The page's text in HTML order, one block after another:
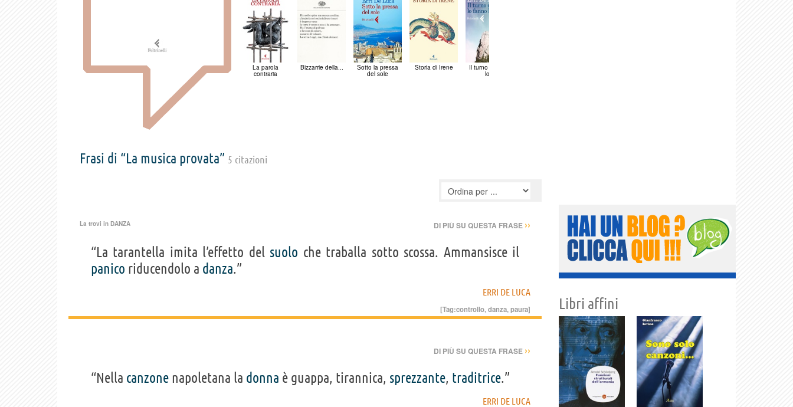
La parola
contraria
Bizzarrie della... Sotto la pressa
del sole
Storia di Irene Il turno di notte
lo...
Frasi di “La musica provata” 5 citazioni
La trovi in DANZA DI PIÙ SU QUESTA FRASE ››
“La tarantella imita l’effetto del suolo che traballa sotto scossa. Ammansisce il
panico riducendolo a danza.”
ERRI DE LUCA
[Tag:controllo,danza,paura]
DI PIÙ SU QUESTA FRASE ››
“Nella canzone napoletana la donna è guappa, tirannica, sprezzante, traditrice.”
ERRI DE LUCA
Libri affini